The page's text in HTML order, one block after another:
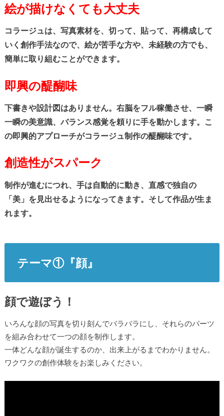
絵が描けなくても大丈夫
コラージュは、写真素材を、切って、貼って、再構成して
いく創作手法なので、絵が苦手な方や、未経験の方でも、
簡単に取り組むことができます。
即興の醍醐味
下書きや設計図はありません。右脳をフル稼働させ、一瞬
一瞬の美意識、バランス感覚を頼りに手を動かします。こ
の即興的アプローチがコラージュ制作の醍醐味です。
創造性がスパーク
制作が進むにつれ、手は自動的に動き、直感で独自の
「美」を見出せるようになってきます。そして作品が生ま
れます。
テーマ①『顔』
顔で遊ぼう！
いろんな顔の写真を切り刻んでバラバラにし、それらのパーツ
を組み合わせて一つの顔を制作します。
一体どんな顔が誕生するのか、出来上がるまでわかりません。
ワクワクの創作体験をお楽しみください。